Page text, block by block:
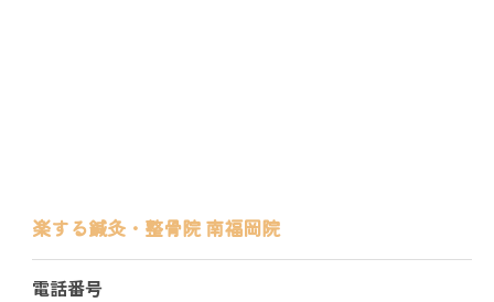
楽する鍼灸・整骨院 南福岡院
電話番号